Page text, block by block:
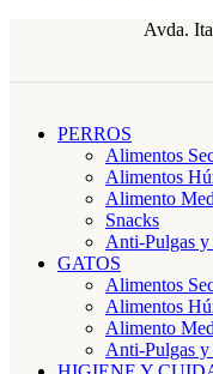
Avda.
PERROS
Alimentos
Alimentos
Alimento
Snacks
Anti-Pulgas y
GATOS
Alimentos
Alimentos
Alimento
Anti-Pulgas y